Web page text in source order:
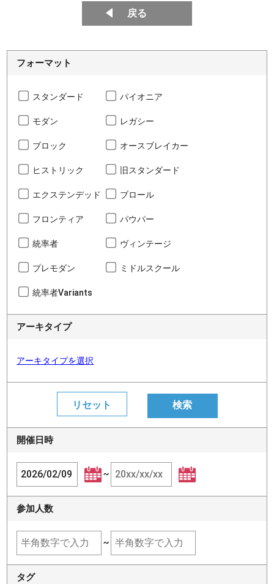
戻る
フォーマット
スタンダード パイオニア
モダン レガシー
ブロック オースブレイカー
ヒストリック 旧スタンダード
エクステンデッド ブロール
フロンティア パウパー
統率者 ヴィンテージ
プレモダン ミドルスクール
統率者Variants
アーキタイプ
アーキタイプを選択
開催日時
~
参加人数
~
タグ